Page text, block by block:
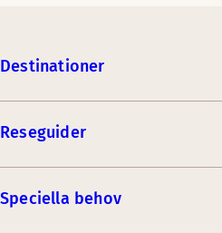
Destinationer
Reseguider
Speciella behov